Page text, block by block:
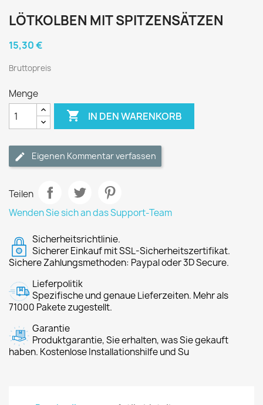
LÖTKOLBEN MIT SPITZENSÄTZEN
15,30 €
Bruttopreis
Menge
 IN DEN WARENKORB
Eigenen Kommentar verfassen
Teilen
Wenden Sie sich an das Support-Team
Sicherheitsrichtlinie.
Sicherer Einkauf mit SSL-Sicherheitszertifikat.
Sichere Zahlungsmethoden: Paypal oder 3D Secure.
Lieferpolitik
Spezifische und genaue Lieferzeiten. Mehr als
71000 Pakete zugestellt.
Garantie
Produktgarantie, Sie erhalten, was Sie gekauft
haben. Kostenlose Installationshilfe und Su